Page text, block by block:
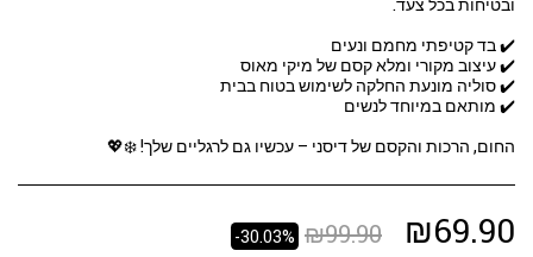
החום, הרכות והקסם של דיסני – עכשיו גם לרגליים שלך! ❄️💖
₪69.90
₪99.90
-30.03%